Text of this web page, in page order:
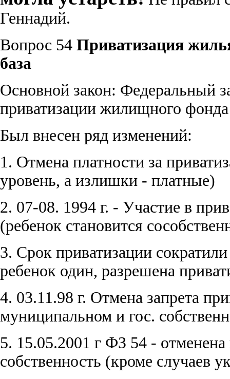
Геннадий.
Вопрос 54 Приватизация
база
Основной закон: Федеральный
приватизации жилищного
Был внесен ряд изменений:
1. Отмена платности за
уровень, а излишки - платные)
2. 07-08. 1994 г. - Участие в
(ребенок становится
3. Срок приватизации
ребенок один, разрешена
4. 03.11.98 г. Отмена запрета
муниципальном и гос.
5. 15.05.2001 г ФЗ 54 -
собственность (кроме случаев